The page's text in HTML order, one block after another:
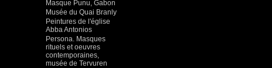
Masque Punu, Gabon
Musée du Quai Branly
Peintures de l'église
Abba Antonios
Persona. Masques
rituels et oeuvres
contemporaines,
musée de Tervuren